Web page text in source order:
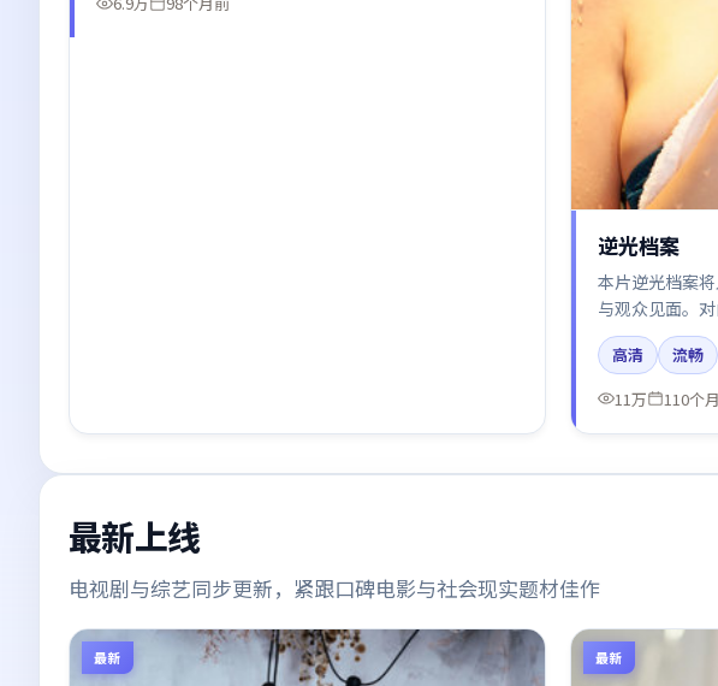
逆光档案
本片逆光档案
与观众见面。
迅、张译的台
色调摄影。
高清
流畅
11万
110个
最新上线
电视剧与综艺同步更新，紧跟口碑电影与社会现实题材佳作
最新 最新